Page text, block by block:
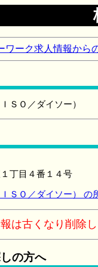
ワーク求人情報から
ＳＯ／ダイソー）
丁目４番１４号
ＳＯ／ダイソー） の
は古くなり削除
の方へ